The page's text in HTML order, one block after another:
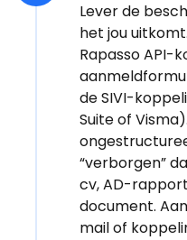
Lever de
het jou
Rapasso API-
de SIVI-
Suite of
“verborgen”
cv, AD-
document.
mail of